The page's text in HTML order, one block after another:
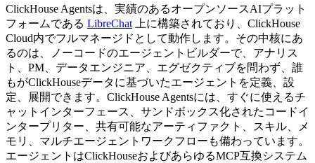
ClickHouse Agentsは、実績のあるオープンソースAIプラット
フォームである LibreChat 上に構築されており、ClickHouse
Cloud内でフルマネージドとして動作します。その中核にあ
るのは、ノーコードのエージェントビルダーで、アナリス
ト、PM、データエンジニア、エグゼクティブを問わず、誰
もがClickHouseデータに基づいたエージェントを定義、設
定、展開できます。ClickHouse Agentsには、すぐに使えるチ
ャットインターフェース、サンドボックス化されたコードイ
ンタープリター、共有可能なアーティファクト、スキル、メ
モリ、マルチエージェントワークフローも備わっています。
エージェントはClickHouseおよびあらゆるMCP互換システム